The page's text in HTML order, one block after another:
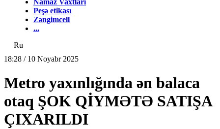
Namaz Vaxtları
Peşə etikası
Zəngimcell
...
Ru
18:28 / 10 Noyabr 2025
Metro yaxınlığında ən balaca
otaq ŞOK QİYMƏTƏ SATIŞA
ÇIXARILDI